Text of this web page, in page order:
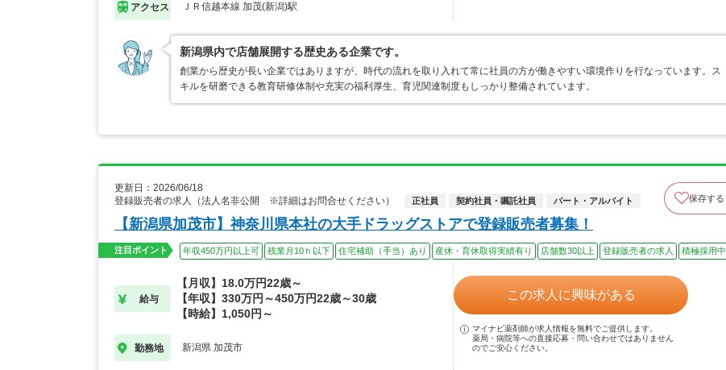
アクセス ＪＲ信越本線 加茂(新潟)駅
新潟県内で店舗展開する歴史ある企業です。
創業から歴史が長い企業ではありますが、時代の流れを取り入れて常に社員の方が働きやすい環境作りを行なっています。ス
キルを研磨できる教育研修体制や充実の福利厚生、育児関連制度もしっかり整備されています。
更新日：2026/06/18
登録販売者の求人（法人名非公開 ※詳細はお問合せください）
正社員 契約社員・嘱託社員 パート・アルバイト 保存する
【新潟県加茂市】神奈川県本社の大手ドラッグストアで登録販売者募集！
注目ポイント 年収450万円以上可 残業月10ｈ以下 住宅補助（手当）あり 産休・育休取得実績有り 店舗数30以上 登録販売者の求人 積極採用中
給与
【月収】18.0万円22歳～
【年収】330万円～450万円22歳～30歳
【時給】1,050円～
勤務地 新潟県 加茂市
この求人に興味がある
マイナビ薬剤師が求人情報を無料でご提供します。
薬局・病院等への直接応募・問い合わせではありません
のでご安心ください。